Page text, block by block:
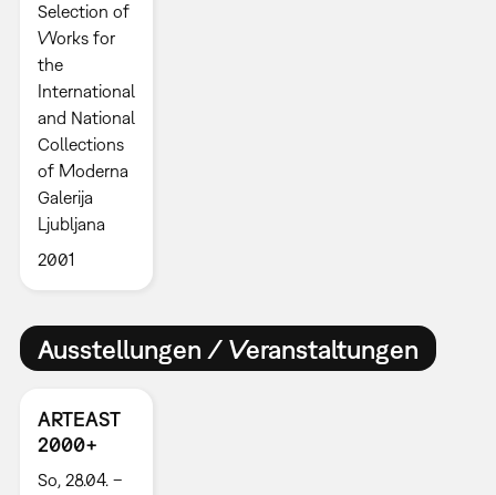
Selection of
Works for
the
International
and National
Collections
of Moderna
Galerija
Ljubljana
2001
Ausstellungen / Veranstaltungen
ARTEAST
2000+
So, 28.04. –